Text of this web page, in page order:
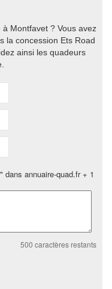
Montfavet ? Vous avez
la concession Ets Road
ainsi les quadeurs
dans annuaire-quad.fr + 1
500 caractères restants